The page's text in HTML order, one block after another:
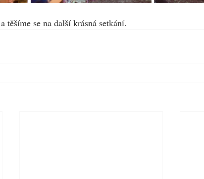
těšíme se na další krásná setkání.